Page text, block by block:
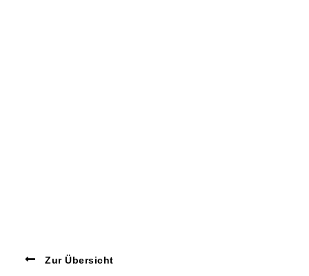
Zur Übersicht